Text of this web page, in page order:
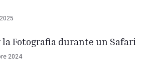
la Fotografia durante un Safari
2024